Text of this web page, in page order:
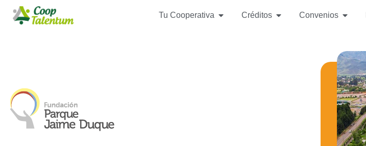
Tu Cooperativa Créditos Convenios